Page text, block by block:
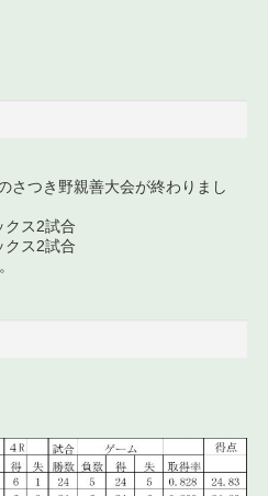
さつき野親善大会が終わりまし
クス2試合
ス2試合